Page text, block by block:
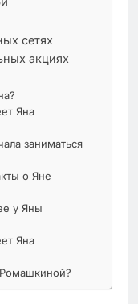
сетях
акциях
Яна
заниматься
о Яне
у Яны
Яна